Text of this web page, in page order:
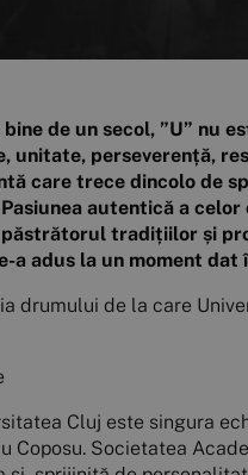
bine de un secol, ”U” nu
unitate, perseverență,
care trece dincolo de
autentică a
tradițiilor și
a adus la un moment dat
drumului de la care
Cluj este singura
Coposu. Societatea